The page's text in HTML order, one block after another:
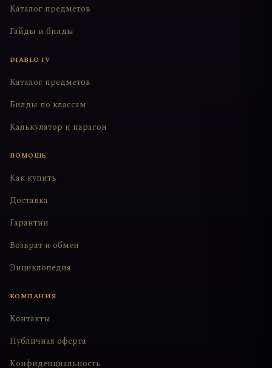
Каталог предметов
Гайды и билды
DIABLO IV
Каталог предметов
Билды по классам
Калькулятор и парагон
ПОМОЩЬ
Как купить
Доставка
Гарантии
Возврат и обмен
Энциклопедия
КОМПАНИЯ
Контакты
Публичная оферта
Конфиденциальность